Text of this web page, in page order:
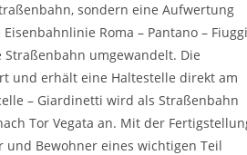
sondern eine Aufwertung
Roma – Pantano – Fiuggi
umgewandelt. Die
und erhält eine Haltestelle direkt am
– Giardinetti wird als Straßenbahn
Tor Vegata an. Mit der
Bewohner eines wichtigen Teil